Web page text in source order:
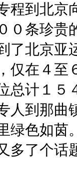
程到北京
０条珍贵
了北京亚
仅在４至
总计１５
人到那曲
绿色如
，又